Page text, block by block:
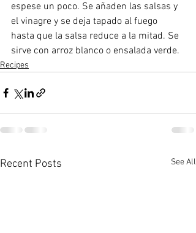
espese un poco. Se añaden las salsas y
el vinagre y se deja tapado al fuego
hasta que la salsa reduce a la mitad. Se
sirve con arroz blanco o ensalada verde.
Recipes
Recent Posts See All